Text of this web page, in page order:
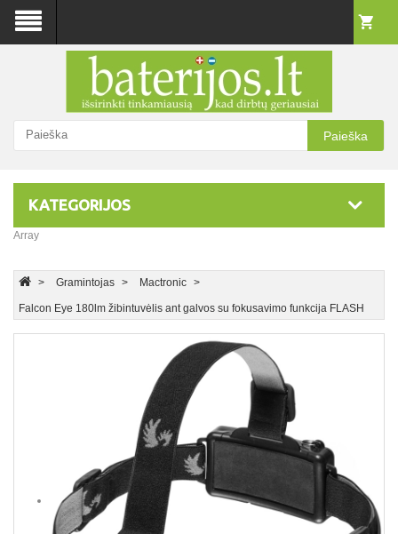
Paieška
KATEGORIJOS
Array
Gramintojas Mactronic
Falcon Eye 180lm žibintuvėlis ant galvos su fokusavimo funkcija FLASH